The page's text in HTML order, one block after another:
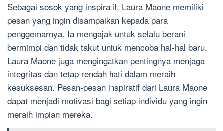
Sebagai sosok yang inspiratif, Laura Maone memiliki
pesan yang ingin disampaikan kepada para
penggemarnya. Ia mengajak untuk selalu berani
bermimpi dan tidak takut untuk mencoba hal-hal baru.
Laura Maone juga mengingatkan pentingnya menjaga
integritas dan tetap rendah hati dalam meraih
kesuksesan. Pesan-pesan inspiratif dari Laura Maone
dapat menjadi motivasi bagi setiap individu yang ingin
meraih impian mereka.